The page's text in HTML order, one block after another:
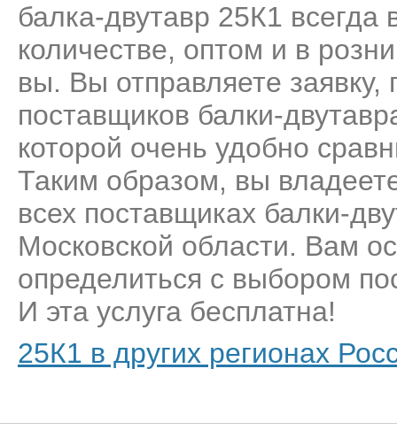
балка-двутавр 25К1
количестве, оптом и в
вы. Вы отправляете заявку,
поставщиков балки-
которой очень удобно
Таким образом, вы
всех поставщиках балки-
Московской области. Вам
определиться с выбором
И эта услуга бесплатна!
25К1 в других регионах